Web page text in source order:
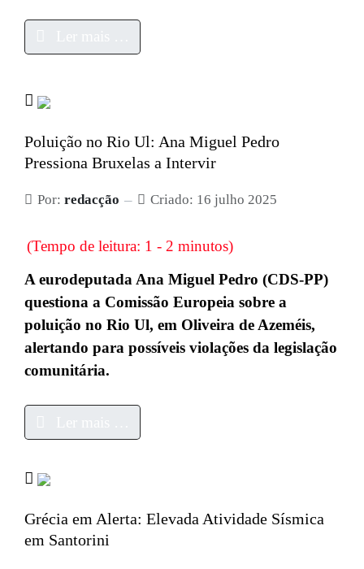
Poluição no Rio Ul: Ana Miguel Pedro
Pressiona Bruxelas a Intervir
Por: redacção Criado: 16 julho 2025
(Tempo de leitura: 1 - 2 minutos)
A eurodeputada Ana Miguel Pedro (CDS-PP)
questiona a Comissão Europeia sobre a
poluição no Rio Ul, em Oliveira de Azeméis,
alertando para possíveis violações da legislação
comunitária.
Grécia em Alerta: Elevada Atividade Sísmica
em Santorini